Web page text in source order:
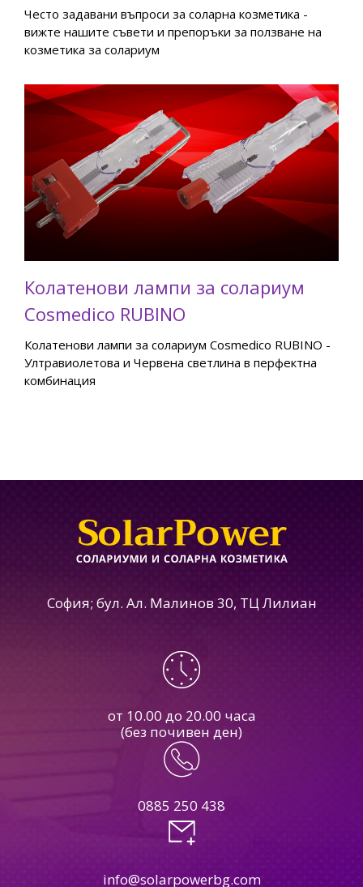
Често задавани въпроси за соларна козметика -
вижте нашите съвети и препоръки за ползване на
козметика за солариум
Колатенови лампи за солариум
Cosmedico RUBINO
Колатенови лампи за солариум Cosmedico RUBINO -
Ултравиолетова и Червена светлина в перфектна
комбинация
София; бул. Ал. Малинов 30, ТЦ Лилиан
от 10.00 до 20.00 часа
(без почивен ден)
0885 250 438
info@solarpowerbg.com